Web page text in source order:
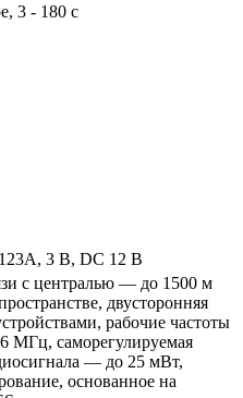
3 - 180 с
3 В, DC 12 В
с централью — до 1500 м
двусторонняя
рабочие частоты
МГц, саморегулируемая
— до 25 мВт,
основанное на